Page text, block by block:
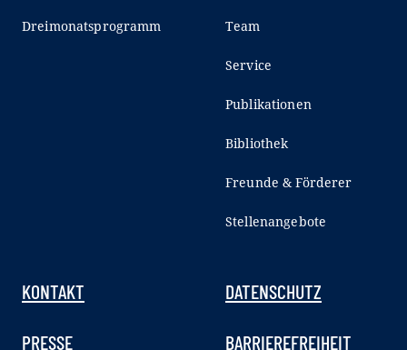
Dreimonatsprogramm Team
Service
Publikationen
Bibliothek
Freunde & Förderer
Stellenangebote
KONTAKT
PRESSE
DATENSCHUTZ
BARRIEREFREIHEIT